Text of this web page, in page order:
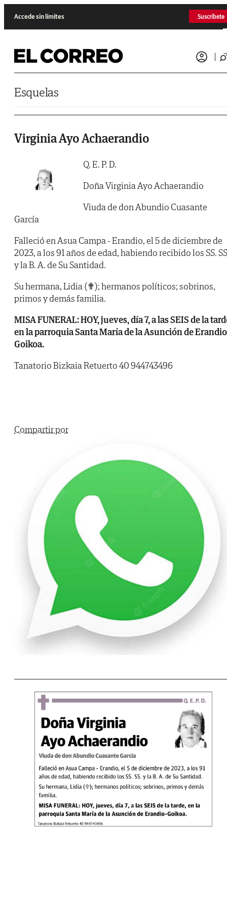
Accede sin límites Suscríbete
Esquelas
Virginia Ayo Achaerandio
Q. E. P. D.
Doña Virginia Ayo Achaerandio
Viuda de don Abundio Cuasante
García
Falleció en Asua Campa - Erandio, el 5 de diciembre de
2023, a los 91 años de edad, habiendo recibido los SS.
y la B. A. de Su Santidad.
Su hermana, Lidia (✟); hermanos políticos; sobrinos,
primos y demás familia.
MISA FUNERAL: HOY, jueves, día 7, a las SEIS de la
en la parroquia Santa María de la Asunción de
Goikoa.
Tanatorio Bizkaia Retuerto 40 944743496
Compartir por